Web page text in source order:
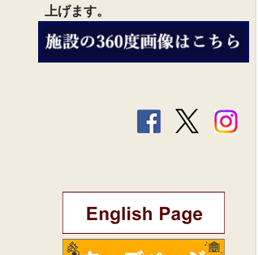
  上げます。